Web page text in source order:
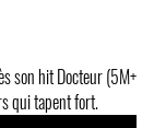
son hit Docteur (5M+
qui tapent fort.